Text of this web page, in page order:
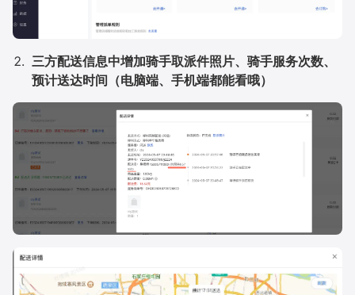
三方配送信息中增加骑手取派件照片、骑手服务次数、
预计送达时间（电脑端、手机端都能看哦）